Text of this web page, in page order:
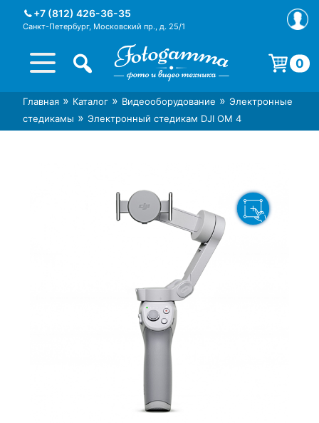
+7 (812) 426-36-35
Санкт-Петербург, Московский пр., д. 25/1
Интернет-магазин фототехники
Foto-Gamma в СПб
Магазин фотоаксессуаров foto-
gamma.ru
0
Корзина пуста.
Главная » Каталог » Видеооборудование » Электронные
стедикамы » Электронный стедикам DJI OM 4